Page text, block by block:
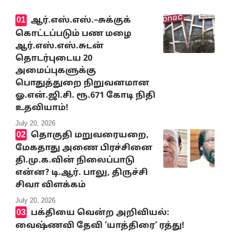
ஆர்.எஸ்.எஸ்.–சுக்குக்
கொட்டப்படும் பண மழை
ஆர்.எஸ்.எஸ்.சுடன்
தொடர்புடைய 20
அமைப்புகளுக்கு
பொதுத்துறை நிறுவனமான
ஓ.என்.ஜி.சி. ரூ.671 கோடி நிதி
உதவியாம்!
July 20, 2026
தொகுதி மறுவரையறை,
மேகதாது அணை பிரச்சினை
தி.மு.க.வின் நிலைப்பாடு
என்ன? டி.ஆர். பாலு, திருச்சி
சிவா விளக்கம்
July 20, 2026
பக்தியை வென்ற அறிவியல்:
வைஷ்ணவி தேவி ‘யாத்திரை’ ரத்து!